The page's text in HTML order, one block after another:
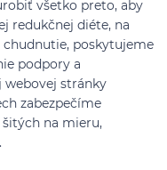
všetko preto, aby
redukčnej diéte, na
poskytujeme
podpory a
webovej stránky
zabezpečíme
na mieru,